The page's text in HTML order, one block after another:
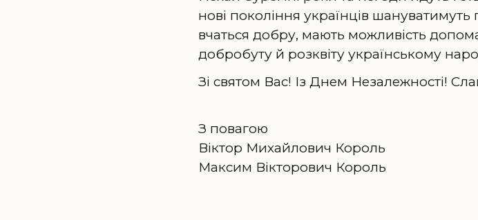
нові покоління українців шануватимуть
вчаться добру, мають можливість
добробуту й розквіту українському
Зі святом Вас! Із Днем Незалежності!
З повагою
Віктор Михайлович Король
Максим Вікторович Король